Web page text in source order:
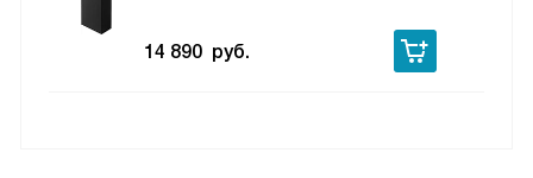
14 890 руб.